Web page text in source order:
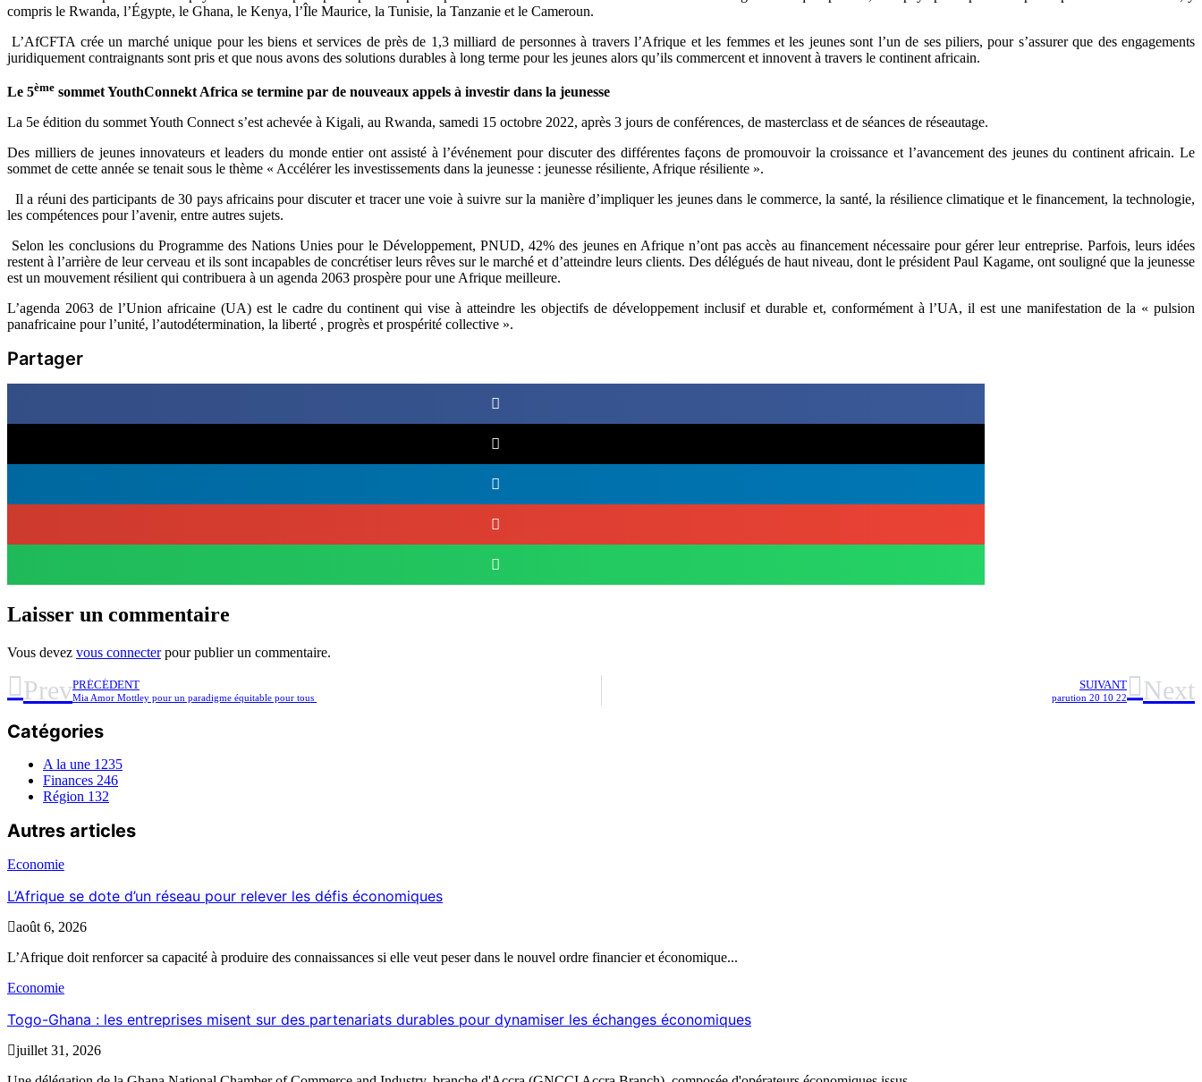
compris le Rwanda, l’Égypte, le Ghana, le Kenya, l’Île Maurice, la Tunisie, la Tanzanie et le Cameroun.
L’AfCFTA crée un marché unique pour les biens et services de près de 1,3 milliard de personnes à travers l’Afrique et les femmes et les jeunes sont l’un de ses piliers, pour s’assurer que des engagements
juridiquement contraignants sont pris et que nous avons des solutions durables à long terme pour les jeunes alors qu’ils commercent et innovent à travers le continent africain.
Le 5ème sommet YouthConnekt Africa se termine par de nouveaux appels à investir dans la jeunesse
La 5e édition du sommet Youth Connect s’est achevée à Kigali, au Rwanda, samedi 15 octobre 2022, après 3 jours de conférences, de masterclass et de séances de réseautage.
Des milliers de jeunes innovateurs et leaders du monde entier ont assisté à l’événement pour discuter des différentes façons de promouvoir la croissance et l’avancement des jeunes du continent africain. Le
sommet de cette année se tenait sous le thème « Accélérer les investissements dans la jeunesse : jeunesse résiliente, Afrique résiliente ».
Il a réuni des participants de 30 pays africains pour discuter et tracer une voie à suivre sur la manière d’impliquer les jeunes dans le commerce, la santé, la résilience climatique et le financement, la technologie,
les compétences pour l’avenir, entre autres sujets.
Selon les conclusions du Programme des Nations Unies pour le Développement, PNUD, 42% des jeunes en Afrique n’ont pas accès au financement nécessaire pour gérer leur entreprise. Parfois, leurs idées
restent à l’arrière de leur cerveau et ils sont incapables de concrétiser leurs rêves sur le marché et d’atteindre leurs clients. Des délégués de haut niveau, dont le président Paul Kagame, ont souligné que la jeunesse
est un mouvement résilient qui contribuera à un agenda 2063 prospère pour une Afrique meilleure.
L’agenda 2063 de l’Union africaine (UA) est le cadre du continent qui vise à atteindre les objectifs de développement inclusif et durable et, conformément à l’UA, il est une manifestation de la « pulsion
panafricaine pour l’unité, l’autodétermination, la liberté , progrès et prospérité collective ».
Partager
Laisser un commentaire
Vous devez vous connecterpour publier un commentaire.
PrevPRÉCÉDENT
Mia Amor Mottley pour un paradigme équitable pour tous
SUIVANT
parution 20 10 22 Next
Catégories
A la une 1235
Finances 246
Région 132
Autres articles
Economie
L’Afrique se dote d’un réseau pour relever les défis économiques
août 6, 2026
L’Afrique doit renforcer sa capacité à produire des connaissances si elle veut peser dans le nouvel ordre financier et économique...
Economie
Togo-Ghana : les entreprises misent sur des partenariats durables pour dynamiser les échanges économiques
juillet 31, 2026